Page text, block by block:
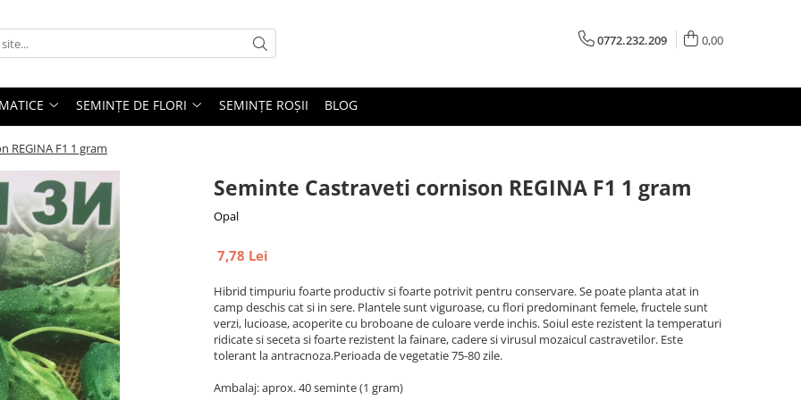
0772.232.209 0,00
SEMINȚE DE FLORI SEMINȚE ROȘII BLOG
REGINA F1 1 gram
Seminte Castraveti cornison REGINA F1 1 gram
Opal
7,78 Lei
Hibrid timpuriu foarte productiv si foarte potrivit pentru conservare. Se poate planta atat in
camp deschis cat si in sere. Plantele sunt viguroase, cu flori predominant femele, fructele sunt
verzi, lucioase, acoperite cu broboane de culoare verde inchis. Soiul este rezistent la temperaturi
ridicate si seceta si foarte rezistent la fainare, cadere si virusul mozaicul castravetilor. Este
tolerant la antracnoza.Perioada de vegetatie 75-80 zile.
Ambalaj: aprox. 40 seminte (1 gram)